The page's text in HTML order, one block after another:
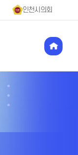
인천시의회